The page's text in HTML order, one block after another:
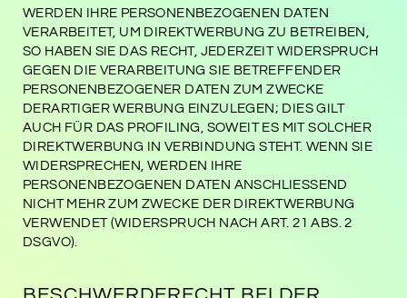
WERDEN IHRE PERSONENBEZOGENEN DATEN
VERARBEITET, UM DIREKTWERBUNG ZU BETREIBEN,
SO HABEN SIE DAS RECHT, JEDERZEIT WIDERSPRUCH
GEGEN DIE VERARBEITUNG SIE BETREFFENDER
PERSONENBEZOGENER DATEN ZUM ZWECKE
DERARTIGER WERBUNG EINZULEGEN; DIES GILT
AUCH FÜR DAS PROFILING, SOWEIT ES MIT SOLCHER
DIREKTWERBUNG IN VERBINDUNG STEHT. WENN SIE
WIDERSPRECHEN, WERDEN IHRE
PERSONENBEZOGENEN DATEN ANSCHLIESSEND
NICHT MEHR ZUM ZWECKE DER DIREKTWERBUNG
VERWENDET (WIDERSPRUCH NACH ART. 21 ABS. 2
DSGVO).